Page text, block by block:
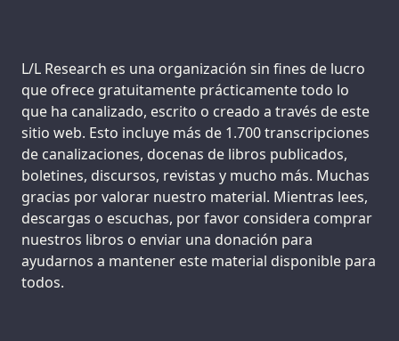
Support us:
L/L Research es una organización sin fines de lucro
que ofrece gratuitamente prácticamente todo lo
que ha canalizado, escrito o creado a través de este
sitio web. Esto incluye más de 1.700 transcripciones
de canalizaciones, docenas de libros publicados,
boletines, discursos, revistas y mucho más. Muchas
gracias por valorar nuestro material. Mientras lees,
descargas o escuchas, por favor considera comprar
nuestros libros o enviar una donación para
ayudarnos a mantener este material disponible para
todos.